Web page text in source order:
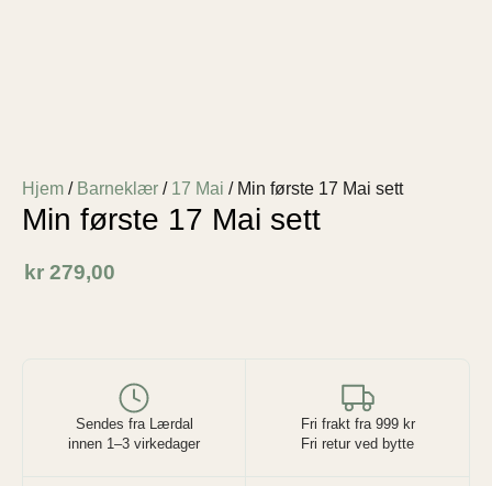
Hjem / Barneklær / 17 Mai / Min første 17 Mai sett
Min første 17 Mai sett
kr 279,00
Sendes fra Lærdal
innen 1–3 virkedager
Fri frakt fra 999 kr
Fri retur ved bytte